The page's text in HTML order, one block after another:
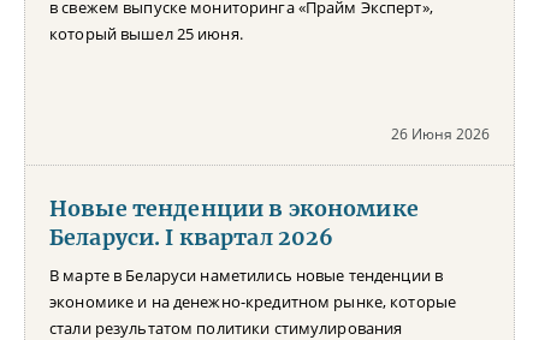
в свежем выпуске мониторинга «Прайм Эксперт»,
который вышел 25 июня.
26 Июня 2026
Новые тенденции в экономике
Беларуси. I квартал 2026
В марте в Беларуси наметились новые тенденции в
экономике и на денежно-кредитном рынке, которые
стали результатом политики стимулирования